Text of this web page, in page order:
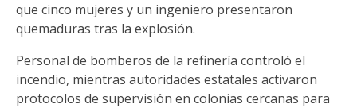
que cinco mujeres y un ingeniero presentaron
quemaduras tras la explosión.
Personal de bomberos de la refinería controló el
incendio, mientras autoridades estatales activaron
protocolos de supervisión en colonias cercanas para